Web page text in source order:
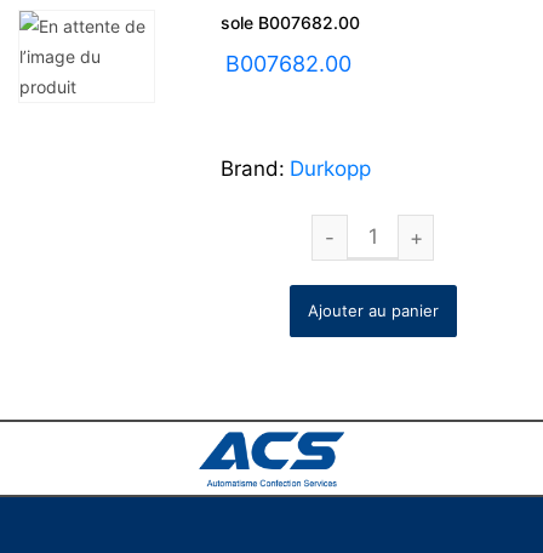
sole B007682.00
B007682.00
Brand: Durkopp
Ajouter au panier